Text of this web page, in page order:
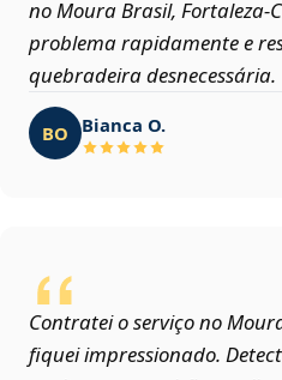
no Moura Brasil,
problema rapidamente e
quebradeira desnecessária.
BO Bianca O.
Contratei o serviço no
fiquei impressionado.